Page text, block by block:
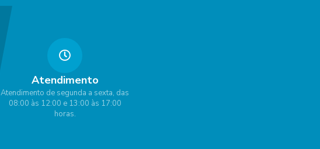
Atendimento
Atendimento de segunda a sexta, das
08:00 às 12:00 e 13:00 às 17:00
horas.